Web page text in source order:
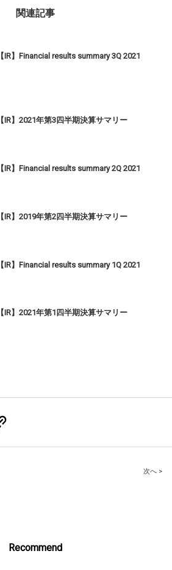
関連記事
【IR】Financial results summary 3Q 2021
【IR】2021年第3四半期決算サマリー
【IR】Financial results summary 2Q 2021
【IR】2019年第2四半期決算サマリー
【IR】Financial results summary 1Q 2021
【IR】2021年第1四半期決算サマリー
次へ >
Recommend